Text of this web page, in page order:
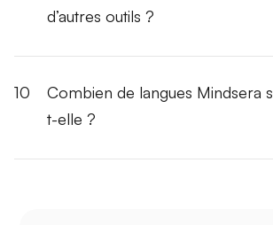
d’autres outils ?
10
Combien de langues Mindsera
t-elle ?